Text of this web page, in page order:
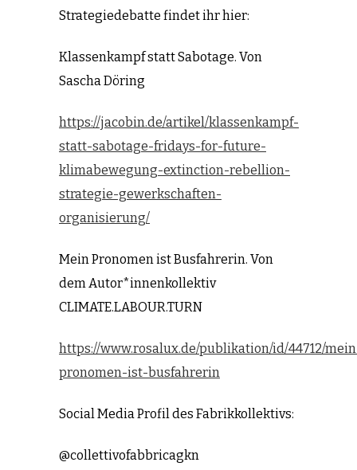
Strategiedebatte findet ihr hier:
Klassenkampf statt Sabotage. Von
Sascha Döring
https://jacobin.de/artikel/klassenkampf-
statt-sabotage-fridays-for-future-
klimabewegung-extinction-rebellion-
strategie-gewerkschaften-
organisierung/
Mein Pronomen ist Busfahrerin. Von
dem Autor*innenkollektiv
CLIMATE.LABOUR.TURN
https://www.rosalux.de/publikation/id/44712/
pronomen-ist-busfahrerin
Social Media Profil des Fabrikkollektivs:
@collettivofabbricagkn